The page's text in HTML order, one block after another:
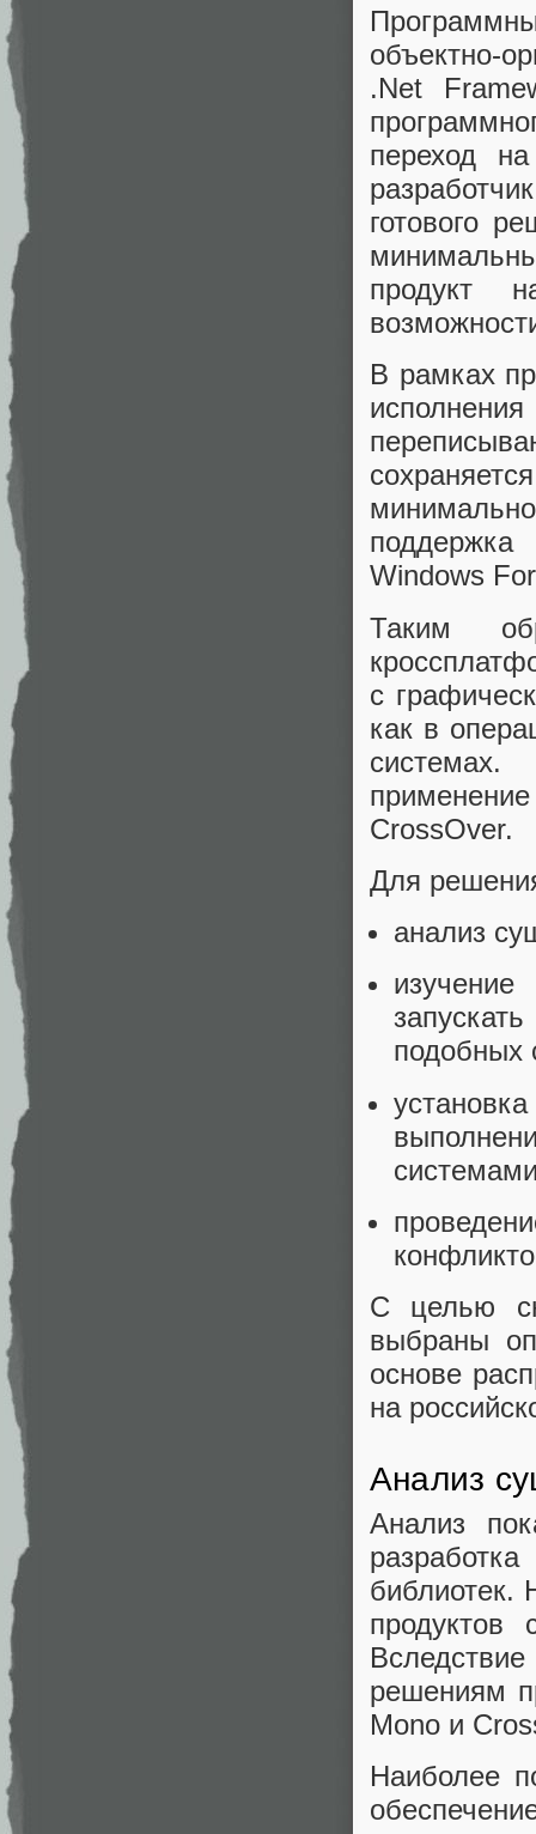
объектно-
.Net
переход
готового
продукт
В рамках
Windows
Таким
с
как в
CrossOver.
Для
анализ
подобных
С целью
выбраны
основе
на
Анализ
Анализ
библиотек.
решениям
Mono и
Наиболее